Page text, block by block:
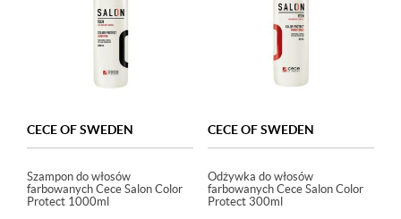
CECE OF SWEDEN
Szampon do włosów
farbowanych Cece Salon Color
Protect 1000ml
CECE OF SWEDEN
Odżywka do włosów
farbowanych Cece Salon Color
Protect 300ml